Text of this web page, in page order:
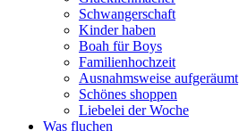
Schwangerschaft
Kinder haben
Boah für Boys
Familienhochzeit
Ausnahmsweise aufgeräumt
Schönes shoppen
Liebelei der Woche
Was fluchen